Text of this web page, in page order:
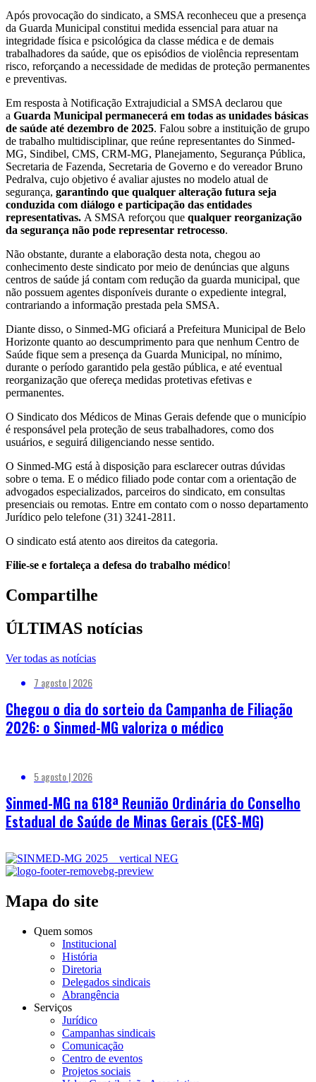
Após provocação do sindicato, a SMSA reconheceu que a presença
da Guarda Municipal constitui medida essencial para atuar na
integridade física e psicológica da classe médica e de demais
trabalhadores da saúde, que os episódios de violência representam
risco, reforçando a necessidade de medidas de proteção permanentes
e preventivas.
Em resposta à Notificação Extrajudicial a SMSA declarou que
a Guarda Municipal permanecerá em todas as unidades básicas
de saúde até dezembro de 2025. Falou sobre a instituição de grupo
de trabalho multidisciplinar, que reúne representantes do Sinmed-
MG, Sindibel, CMS, CRM-MG, Planejamento, Segurança Pública,
Secretaria de Fazenda, Secretaria de Governo e do vereador Bruno
Pedralva, cujo objetivo é avaliar ajustes no modelo atual de
segurança, garantindo que qualquer alteração futura seja
conduzida com diálogo e participação das entidades
representativas. A SMSA reforçou que qualquer reorganização
da segurança não pode representar retrocesso.
Não obstante, durante a elaboração desta nota, chegou ao
conhecimento deste sindicato por meio de denúncias que alguns
centros de saúde já contam com redução da guarda municipal, que
não possuem agentes disponíveis durante o expediente integral,
contrariando a informação prestada pela SMSA.
Diante disso, o Sinmed-MG oficiará a Prefeitura Municipal de Belo
Horizonte quanto ao descumprimento para que nenhum Centro de
Saúde fique sem a presença da Guarda Municipal, no mínimo,
durante o período garantido pela gestão pública, e até eventual
reorganização que ofereça medidas protetivas efetivas e
permanentes.
O Sindicato dos Médicos de Minas Gerais defende que o município
é responsável pela proteção de seus trabalhadores, como dos
usuários, e seguirá diligenciando nesse sentido.
O Sinmed-MG está à disposição para esclarecer outras dúvidas
sobre o tema. E o médico filiado pode contar com a orientação de
advogados especializados, parceiros do sindicato, em consultas
presenciais ou remotas. Entre em contato com o nosso departamento
Jurídico pelo telefone (31) 3241-2811.
O sindicato está atento aos direitos da categoria.
Filie-se e fortaleça a defesa do trabalho médico!
Compartilhe
ÚLTIMAS notícias
Ver todas as notícias
7 agosto | 2026
Chegou o dia do sorteio da Campanha de Filiação
2026: o Sinmed-MG valoriza o médico
5 agosto | 2026
Sinmed-MG na 618ª Reunião Ordinária do Conselho
Estadual de Saúde de Minas Gerais (CES-MG)
Mapa do site
Quem somos
Institucional
História
Diretoria
Delegados sindicais
Abrangência
Serviços
Jurídico
Campanhas sindicais
Comunicação
Centro de eventos
Projetos sociais